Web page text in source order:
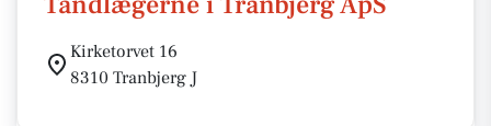
Kirketorvet 16
8310 Tranbjerg J